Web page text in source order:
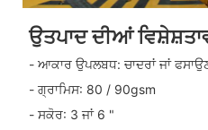
ਉਤਪਾਦ ਦੀਆਂ
- ਆਕਾਰ ਉਪਲਬਧ: ਚਾਦਰਾਂ ਜਾਂ
- ਗ੍ਰਾਮਿਸ: 80 / 90gsm
- ਸਕੋਰ: 3 ਜਾਂ 6 "